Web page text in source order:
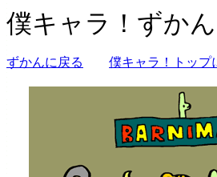
僕キャラ！ずかん
ずかんに戻る 僕キャラ！トップ